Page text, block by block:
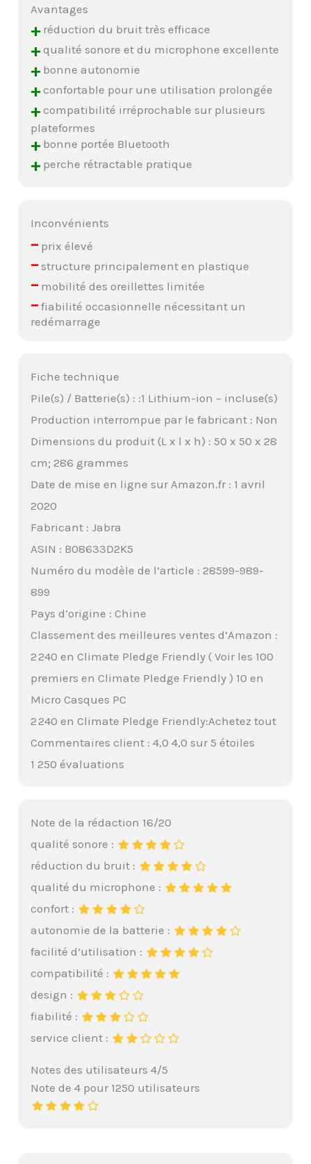
Avantages
+ réduction du bruit très efficace
+ qualité sonore et du microphone excellente
+ bonne autonomie
+ confortable pour une utilisation prolongée
+ compatibilité irréprochable sur plusieurs
plateformes
+ bonne portée Bluetooth
+ perche rétractable pratique
Inconvénients
– prix élevé
– structure principalement en plastique
– mobilité des oreillettes limitée
– fiabilité occasionnelle nécessitant un
redémarrage
Fiche technique
Pile(s) / Batterie(s) : :1 Lithium-ion – incluse(s)
Production interrompue par le fabricant : Non
Dimensions du produit (L x l x h) : 50 x 50 x 28
cm; 286 grammes
Date de mise en ligne sur Amazon.fr : 1 avril
2020
Fabricant : Jabra
ASIN : B08633D2K5
Numéro du modèle de l’article : 28599-989-
899
Pays d’origine : Chine
Classement des meilleures ventes d’Amazon :
2 240 en Climate Pledge Friendly ( Voir les 100
premiers en Climate Pledge Friendly ) 10 en
Micro Casques PC
2 240 en Climate Pledge Friendly:Achetez tout
Commentaires client : 4,0 4,0 sur 5 étoiles
1 250 évaluations
Note de la rédaction 16/20
qualité sonore :
réduction du bruit :
qualité du microphone :
confort :
autonomie de la batterie :
facilité d’utilisation :
compatibilité :
design :
fiabilité :
service client :
Notes des utilisateurs 4/5
Note de 4 pour 1250 utilisateurs